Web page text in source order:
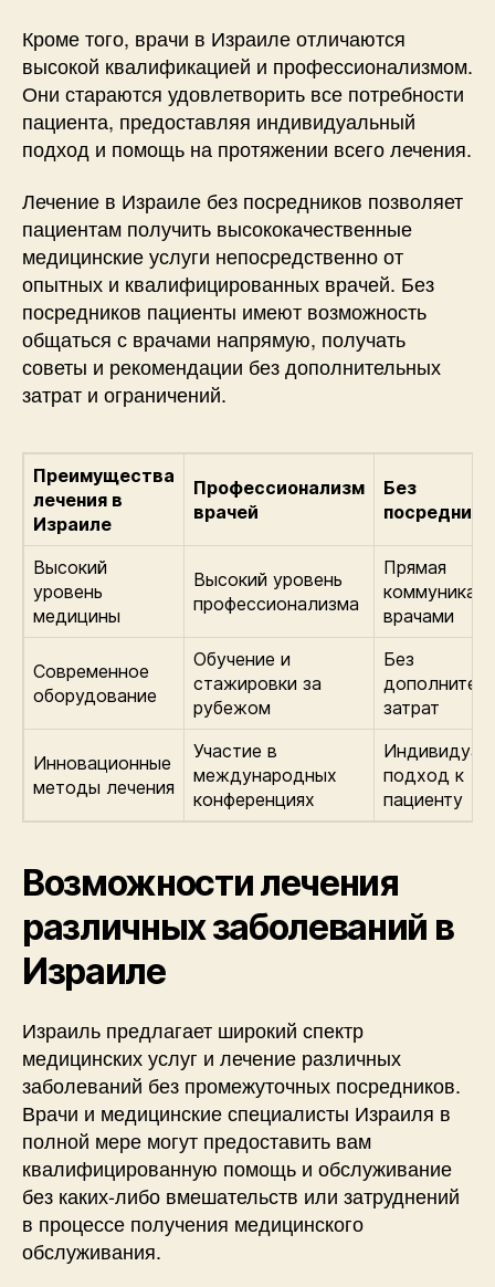
Кроме того, врачи в Израиле отличаются
высокой квалификацией и профессионализмом.
Они стараются удовлетворить все потребности
пациента, предоставляя индивидуальный
подход и помощь на протяжении всего лечения.
Лечение в Израиле без посредников позволяет
пациентам получить высококачественные
медицинские услуги непосредственно от
опытных и квалифицированных врачей. Без
посредников пациенты имеют возможность
общаться с врачами напрямую, получать
советы и рекомендации без дополнительных
затрат и ограничений.
Преимущества
лечения в
Израиле
Профессионализм
врачей
Без
Высокий
уровень
медицины
Высокий уровень
профессионализма
Прямая
врачами
Современное
оборудование
Обучение и
стажировки за
рубежом
Без
затрат
Инновационные
методы лечения
Участие в
международных
конференциях
подход к
пациенту
Возможности лечения
различных заболеваний в
Израиле
Израиль предлагает широкий спектр
медицинских услуг и лечение различных
заболеваний без промежуточных посредников.
Врачи и медицинские специалисты Израиля в
полной мере могут предоставить вам
квалифицированную помощь и обслуживание
без каких-либо вмешательств или затруднений
в процессе получения медицинского
обслуживания.